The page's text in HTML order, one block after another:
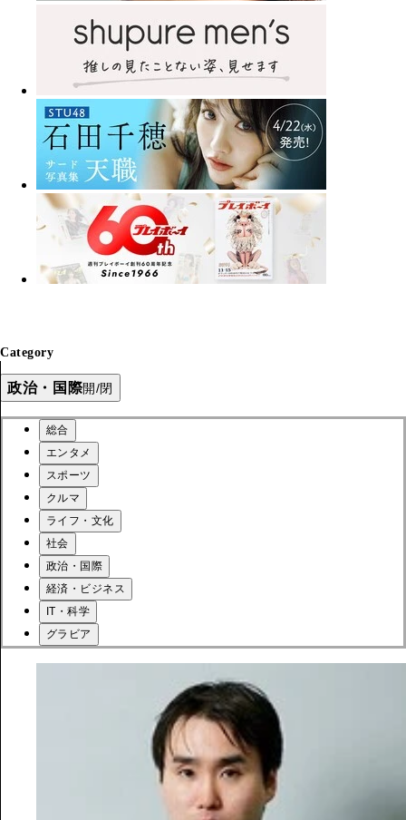
Category
政治・国際開/閉
総合
エンタメ
スポーツ
クルマ
ライフ・文化
社会
政治・国際
経済・ビジネス
IT・科学
グラビア